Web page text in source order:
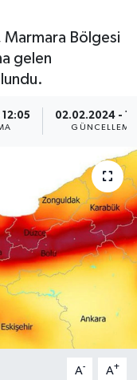
Marmara Bölgesi
gelen
02.02.2024 -
GÜNCELLEME
A- A+